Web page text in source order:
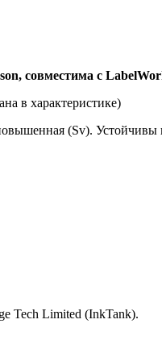
совместима с
в характеристике)
(Sv).
Tech Limited (InkTank).